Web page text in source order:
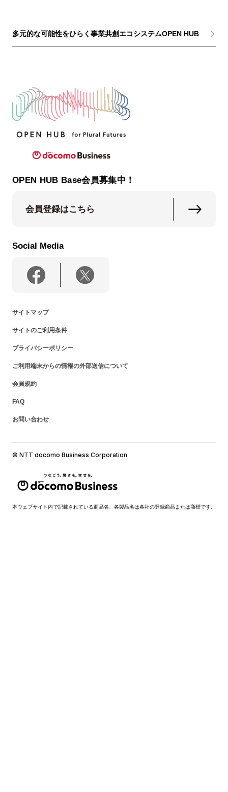
多元的な可能性をひらく事業共創エコシステムOPEN HUB
OPEN HUB Base会員募集中！
会員登録はこちら
Social Media
サイトマップ
サイトのご利用条件
プライバシーポリシー
ご利用端末からの情報の外部送信について
会員規約
FAQ
お問い合わせ
© NTT docomo Business Corporation
本ウェブサイト内で記載されている商品名、各製品名は各社の登録商品または商標です。